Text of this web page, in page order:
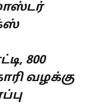
800
வழக்கு